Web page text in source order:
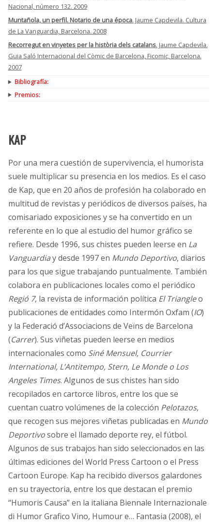
Nacional, número 132. 2009
Muntañola, un perfil. Notario de una época. Jaume Capdevila. Cultura
de La Vanguardia, Barcelona. 2008
Recorregut en vinyetes per la història dels catalans. Jaume Capdevila.
Guia Saló Internacional del Còmic de Barcelona, Ficomic, Barcelona.
2007
Bibliografía:
Premios:
KAP
Por una mera cuestión de supervivencia, el humorista
suele multiplicar su presencia en los medios. Es el caso
de Kap, que en 20 años de profesión ha colaborado en
multitud de revistas y periódicos de diversos países, ha
comisariado exposiciones y se ha convertido en un
referente en lo que al estudio del humor gráfico se
refiere. Desde 1996, sus chistes pueden leerse en La
Vanguardiay desde 1997 en Mundo Deportivo, diarios
para los que sigue trabajando puntualmente. También
colabora en publicaciones locales como el periódico
Regió 7, la revista de información política El Triangleo
publicaciones de entidades como Intermón Oxfam (IO)
y la Federació d’Associacions de Veïns de Barcelona
(Carrer). Sus viñetas pueden leerse en medios
internacionales como Siné Mensuel, Courrier
International, L’Antitempo, Stern, Le Monde o Los
Angeles Times. Algunos de sus chistes han sido
recopilados en cartorce libros, entre los que se
cuentan cuatro volúmenes de la colección Pelotazos,
que recogen sus mejores viñetas publicadas en Mundo
Deportivosobre el llamado deporte rey, el fútbol.
Algunos de sus trabajos han sido seleccionados en las
últimas ediciones del World Press Cartoon o el Press
Cartoon Europe. Kap ha recibido diversos galardones
en su trayectoria, entre los que destacan el premio
“Humoris Causa” en la italiana Biennale Internazionale
di Humor Grafico Vino, Humour e… Fantasia (2008), el